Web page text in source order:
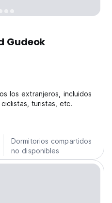
Gudeok
los extranjeros, incluidos
turistas, etc.
Dormitorios compartidos
no disponibles